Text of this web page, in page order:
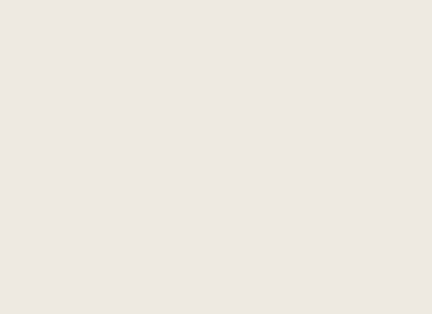
作をしました💜
い方に慣れたも
とそれぞれテキ
と梅雨にぴった